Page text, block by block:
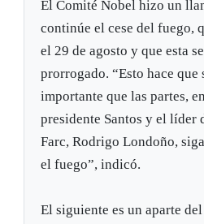
El Comité Nobel hizo un
continúe el cese del fuego,
el 29 de agosto y que esta
prorrogado. “Esto hace que
importante que las partes,
presidente Santos y el líder
Farc, Rodrigo Londoño,
el fuego”, indicó.
El siguiente es un aparte